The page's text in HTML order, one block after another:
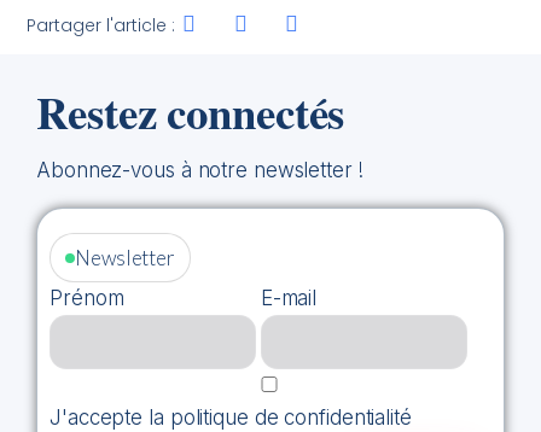
Partager l'article :
Restez connectés
Abonnez-vous à notre newsletter !
Newsletter
Prénom E-mail
J'accepte la politique de confidentialité